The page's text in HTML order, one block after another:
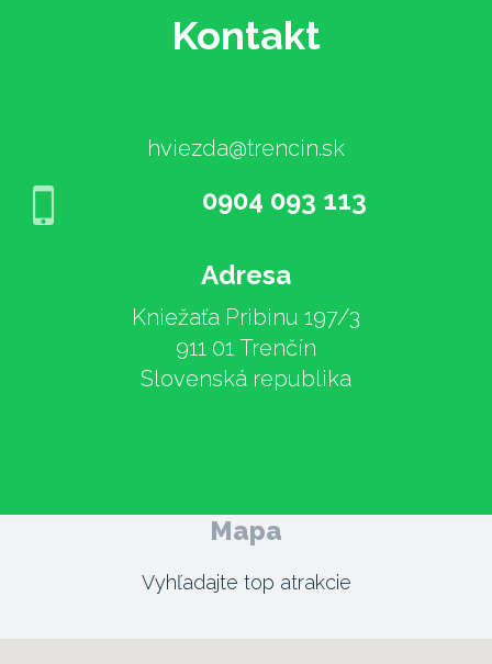
Kontakt
hviezda@trencin.sk
0904 093 113
Adresa
Kniežaťa Pribinu 197/3
911 01 Trenčín
Slovenská republika
Mapa
Vyhľadajte top atrakcie